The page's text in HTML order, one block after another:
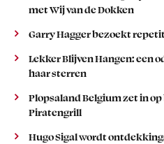
met Wij van de Dokken
Garry Hagger bezoekt
Lekker Blijven Hangen: een
haar sterren
Plopsaland Belgium zet in
Piratengrill
Hugo Sigal wordt